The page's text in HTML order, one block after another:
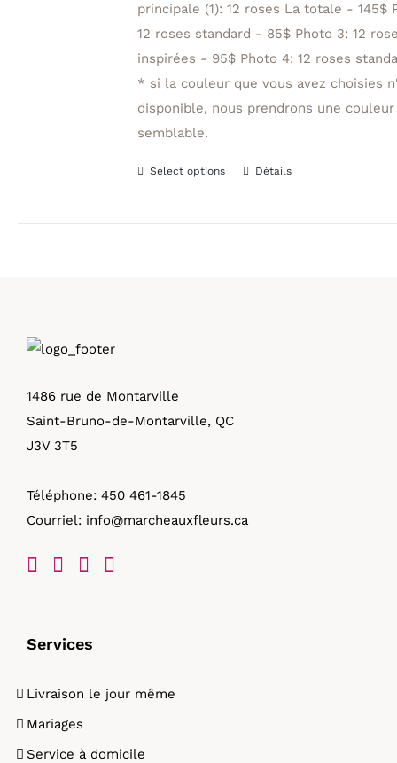
principale (1): 12 roses La totale - 145$
12 roses standard - 85$ Photo 3: 12
inspirées - 95$ Photo 4: 12 roses
* si la couleur que vous avez choisies
disponible, nous prendrons une couleur
semblable.
Select options
Ce
produit
Détails
1486 rue de Montarville
Saint-Bruno-de-Montarville, QC
J3V 3T5
Téléphone: 450 461-1845
Courriel: info@marcheauxfleurs.ca
Services
Livraison le jour même
Mariages
Service à domicile